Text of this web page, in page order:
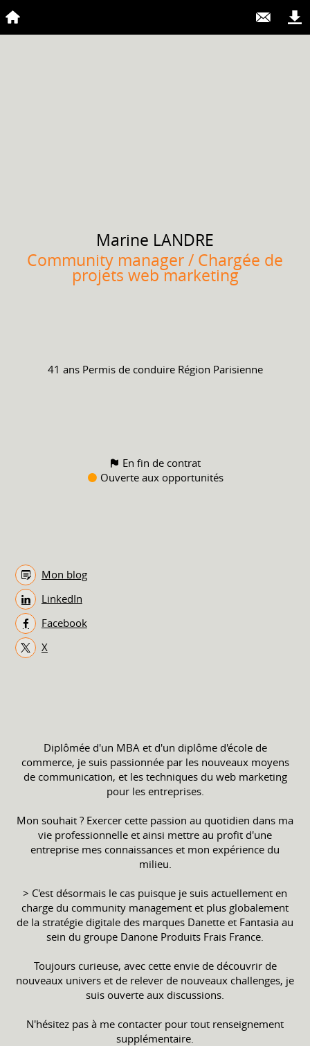
Marine LANDRE
Community manager / Chargée de
projets web marketing
41 ans Permis de conduire Région Parisienne
En fin de contrat
Ouverte aux opportunités
Mon blog
LinkedIn
Facebook
X
Diplômée d'un MBA et d'un diplôme d'école de
commerce, je suis passionnée par les nouveaux moyens
de communication, et les techniques du web marketing
pour les entreprises.
Mon souhait ? Exercer cette passion au quotidien dans ma
vie professionnelle et ainsi mettre au profit d'une
entreprise mes connaissances et mon expérience du
milieu.
> C'est désormais le cas puisque je suis actuellement en
charge du community management et plus globalement
de la stratégie digitale des marques Danette et Fantasia au
sein du groupe Danone Produits Frais France.
Toujours curieuse, avec cette envie de découvrir de
nouveaux univers et de relever de nouveaux challenges, je
suis ouverte aux discussions.
N'hésitez pas à me contacter pour tout renseignement
supplémentaire.